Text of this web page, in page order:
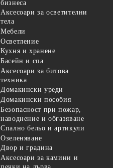
бизнеса
Аксесоари за осветителни
тела
Мебели
Осветление
Кухня и хранене
Басейн и спа
Аксесоари за битова
техника
Домакински уреди
Домакински пособия
Безопасност при пожар,
наводнение и обгазяване
Спално бельо и артикули
Озеленяване
Двор и градина
Аксесоари за камини и